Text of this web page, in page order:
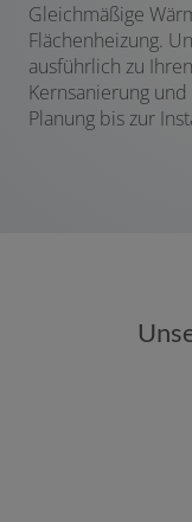
Gleichmäßige
Flächenheizung.
ausführlich zu
Kernsanierung
Planung bis zur